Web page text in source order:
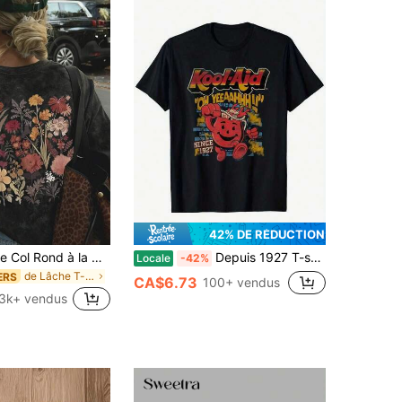
Femmes Ample Col Rond à la mode Polyvalent Tie-Dye Imprimé Manches Courtes T-Shirt, Style Rétro Américain, Printemps/Été Décontracté Noir
de Lâche T-shirts basiques décontractés
vendus
42% DE RÉDUCTION
Locale -42% Depuis 1927 T-shirt vintage
CA$6.73 100+ vendus